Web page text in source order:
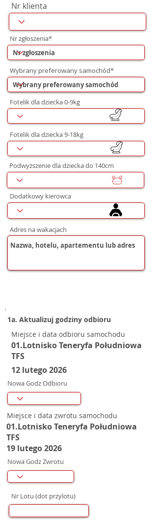
Nr klienta
Nr zgłoszenia*
Wybrany preferowany samochód*
Fotelik dla dziecka 0-9kg
Fotelik dla dziecka 9-18kg
Podwyższenie dla dziecka do 140cm
Dodatkowy kierowca
Adres na wakacjach
1a. Aktualizuj godziny odbioru
Miejsce i data odbioru samochodu
01.Lotnisko Teneryfa Południowa
TFS
12 lutego 2026
Nowa Godz Odbioru
Miejsce i data zwrotu samochodu
01.Lotnisko Teneryfa Południowa
TFS
19 lutego 2026
Nowa Godz Zwrotu
Nr Lotu (dot przylotu)